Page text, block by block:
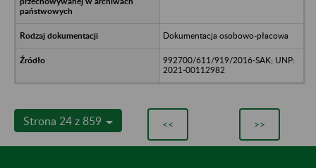
Dokumentacja osobowo-płacowa
992700/611/919/2016-SAK; UNP:
2021-00112982
Strona 24 z 859 << >>